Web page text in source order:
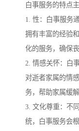
白事服务的特点
1. 性：白事服务
拥有丰富的经验
化的服务，确保
2. 情感关怀：白
对逝者家属的情
务，帮助家属缓
3. 文化尊重：不
统，白事服务会